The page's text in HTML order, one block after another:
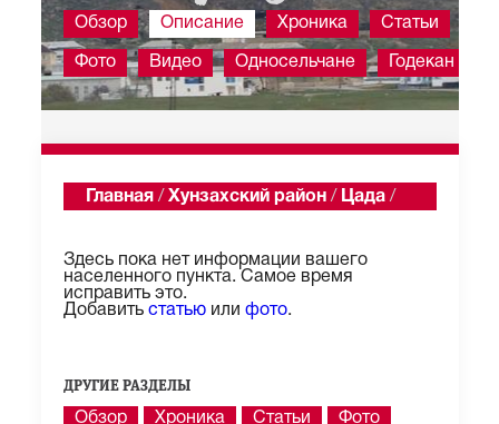
Обзор Описание Хроника Статьи
Фото Видео Односельчане Годекан
Главная / Хунзахский район / Цада /
Здесь пока нет информации вашего
населенного пункта. Самое время
исправить это.
Добавить статьюили фото.
ДРУГИЕ РАЗДЕЛЫ
Обзор Хроника Статьи
Фото